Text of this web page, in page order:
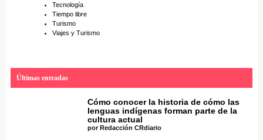
Tecnología
Tiempo libre
Turismo
Viajes y Turismo
Últimas entradas
Cómo conocer la historia de cómo las
lenguas indígenas forman parte de la
cultura actual
por Redacción CRdiario